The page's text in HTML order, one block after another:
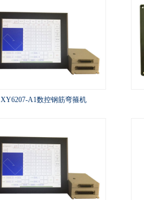
XY6207-A1数控钢筋弯箍机